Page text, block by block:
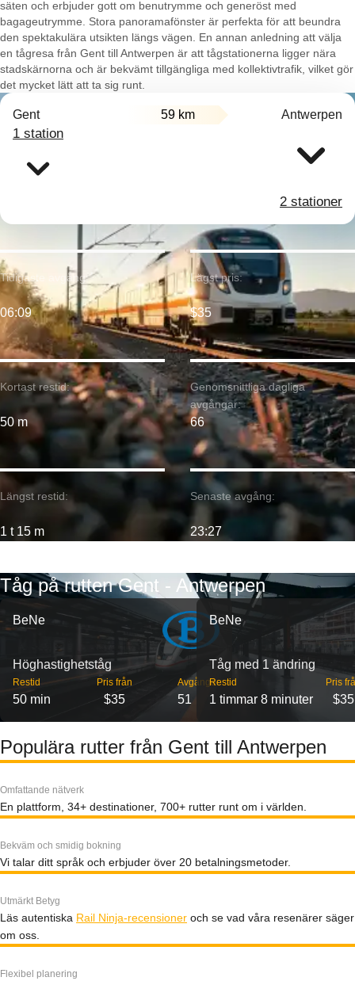
säten och erbjuder gott om benutrymme och generöst med
bagageutrymme. Stora panoramafönster är perfekta för att beundra
den spektakulära utsikten längs vägen. En annan anledning att välja
en tågresa från Gent till Antwerpen är att tågstationerna ligger nära
stadskärnorna och är bekvämt tillgängliga med kollektivtrafik, vilket gör
det mycket lätt att ta sig runt.
Gent 59 km Antwerpen
1 station
2 stationer
Kortast restid:
50 m
Tidigaste avgång:
06:09
Längst restid:
1 t 15 m
Lägst pris:
$35
Genomsnittliga dagliga
avgångar:
66
Senaste avgång:
23:27
Tåg på rutten Gent - Antwerpen
BeNe
Höghastighetståg
Restid
50 min
Pris från
$35
Avgångar
51
BeNe
Tåg med 1 ändring
Restid
1 timmar 8 minuter
Pris
$35
Populära rutter från Gent till Antwerpen
Omfattande nätverk
En plattform, 34+ destinationer, 700+ rutter runt om i världen.
Bekväm och smidig bokning
Vi talar ditt språk och erbjuder över 20 betalningsmetoder.
Utmärkt Betyg
Läs autentiska Rail Ninja-recensioner och se vad våra resenärer säger
om oss.
Flexibel planering